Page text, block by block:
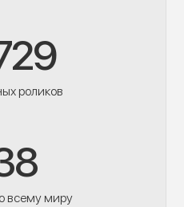
роликов
всему миру